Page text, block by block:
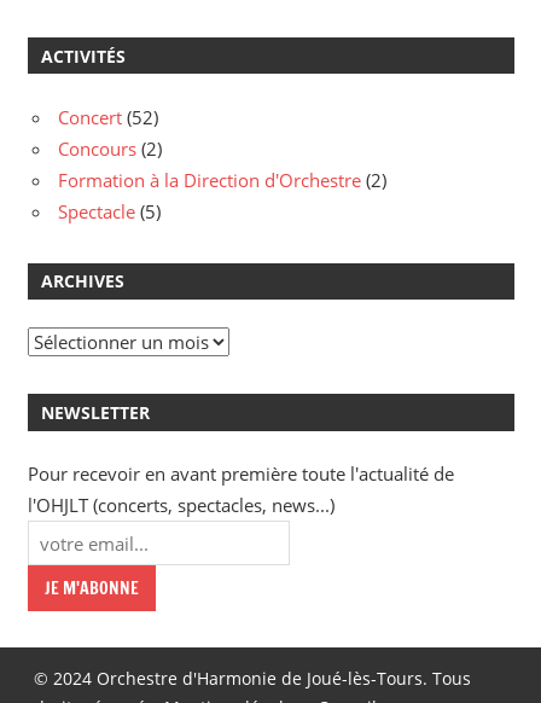
ACTIVITÉS
Concert (52)
Concours (2)
Formation à la Direction d'Orchestre (2)
Spectacle (5)
ARCHIVES
Archives
NEWSLETTER
Pour recevoir en avant première toute l'actualité de
l'OHJLT (concerts, spectacles, news...)
© 2024 Orchestre d'Harmonie de Joué-lès-Tours. Tous